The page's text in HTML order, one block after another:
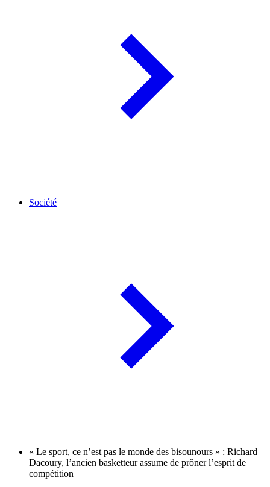
Société
« Le sport, ce n’est pas le monde des bisounours » : Richard
Dacoury, l’ancien basketteur assume de prôner l’esprit de
compétition